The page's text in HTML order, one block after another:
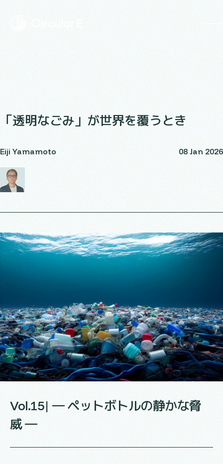
「透明なごみ」が世界を覆うとき
Eiji Yamamoto 08 Jan 2026
Vol.15| ― ペットボトルの静かな脅
威 ―